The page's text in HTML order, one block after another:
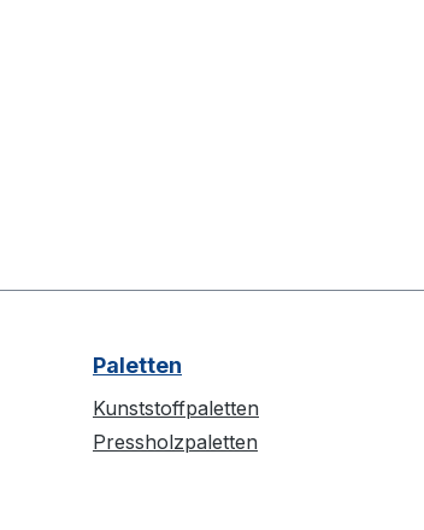
Paletten
Kunststoffpaletten
Pressholzpaletten